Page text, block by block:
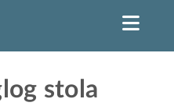
stola